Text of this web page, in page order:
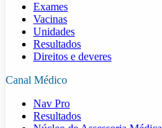
Exames
Vacinas
Unidades
Resultados
Direitos e deveres
Canal Médico
Nav Pro
Resultados